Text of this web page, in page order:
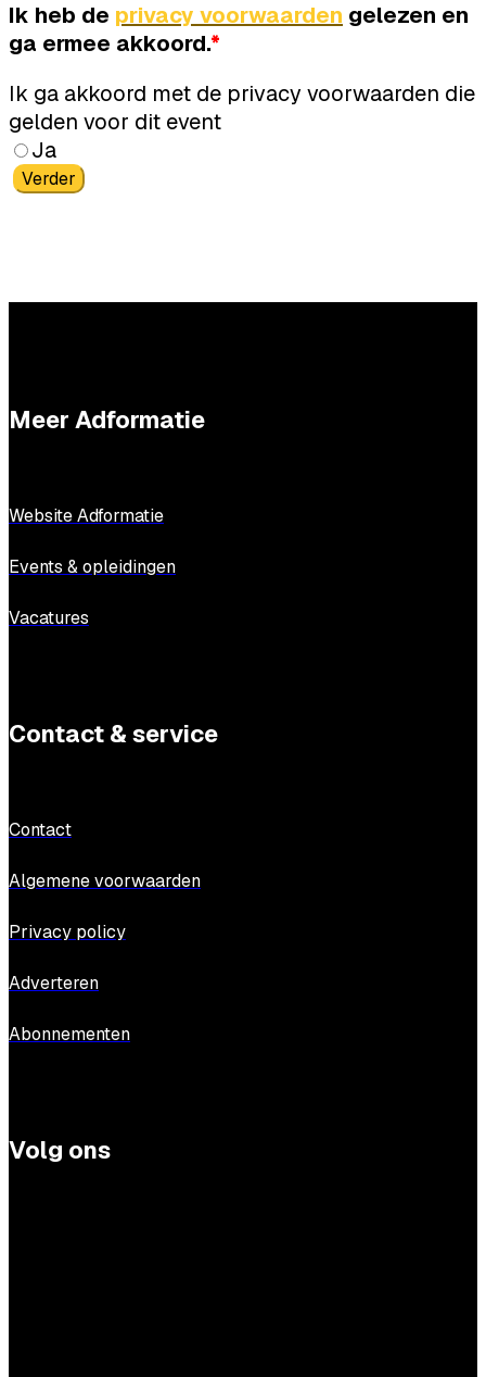
Ik heb de privacy voorwaarden gelezen en
ga ermee akkoord.*
Ik ga akkoord met de privacy voorwaarden die
gelden voor dit event
Ja
Verder
Meer Adformatie
Website Adformatie
Events & opleidingen
Vacatures
Contact & service
Contact
Algemene voorwaarden
Privacy policy
Adverteren
Abonnementen
Volg ons